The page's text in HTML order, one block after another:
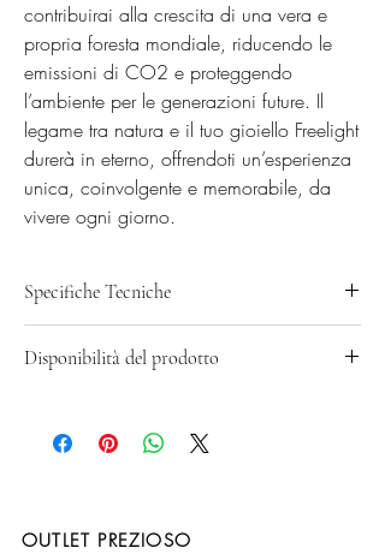
contribuirai alla crescita di una vera e
propria foresta mondiale, riducendo le
emissioni di CO2 e proteggendo
l’ambiente per le generazioni future. Il
legame tra natura e il tuo gioiello Freelight
durerà in eterno, offrendoti un’esperienza
unica, coinvolgente e memorabile, da
vivere ogni giorno.
Specifiche Tecniche
Disponibilità del prodotto
su richiesta del Cliente: la tempistica di
consegna è di circa 7-10 giorni lavorativi.
OUTLET PREZIOSO